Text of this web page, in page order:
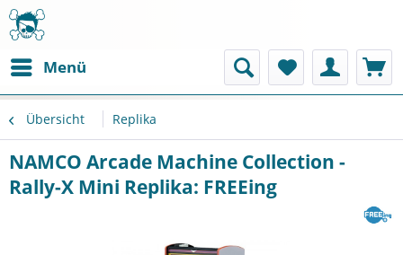
Menü
Übersicht Replika
NAMCO Arcade Machine Collection -
Rally-X Mini Replika: FREEing